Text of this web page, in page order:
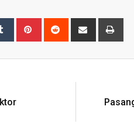
Tumblr Pinterest Reddit
Share